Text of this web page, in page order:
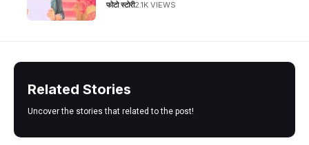
फोटो स्टोरी2.1K VIEWS
Related Stories
Uncover the stories that related to the post!